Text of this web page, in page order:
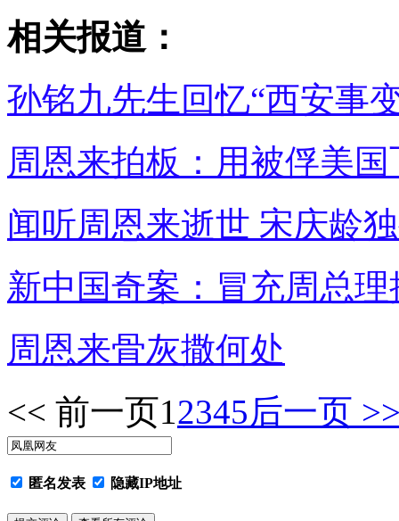
相关报道：
孙铭九先生回忆“西安事
周恩来拍板：用被俘美
闻听周恩来逝世 宋庆龄
新中国奇案：冒充周总
周恩来骨灰撒何处
<< 前一页12345后一页
匿名发表 隐藏IP地址